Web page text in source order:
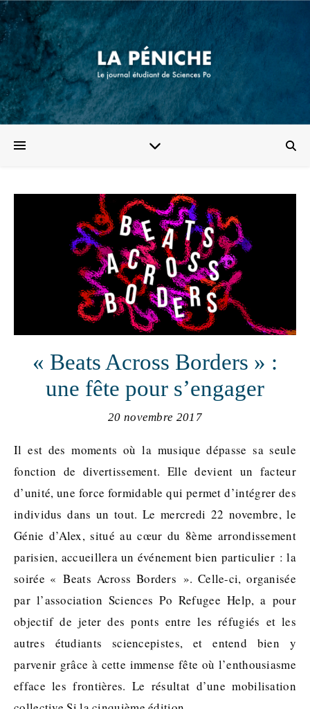
« Beats Across Borders » :
une fête pour s’engager
20 novembre 2017
Il est des moments où la musique dépasse sa seule
fonction de divertissement. Elle devient un facteur
d’unité, une force formidable qui permet d’intégrer des
individus dans un tout. Le mercredi 22 novembre, le
Génie d’Alex, situé au cœur du 8ème arrondissement
parisien, accueillera un événement bien particulier : la
soirée « Beats Across Borders ». Celle-ci, organisée
par l’association Sciences Po Refugee Help, a pour
objectif de jeter des ponts entre les réfugiés et les
autres étudiants sciencepistes, et entend bien y
parvenir grâce à cette immense fête où l’enthousiasme
efface les frontières. Le résultat d’une mobilisation